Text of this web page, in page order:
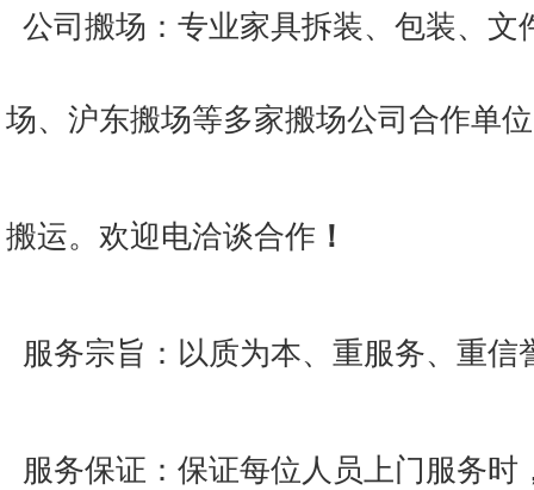
公司搬场：专业家具拆装、包装、
场、沪东搬场等多家搬场公司合作单
搬运。欢迎电洽谈合作 ！
服务宗旨：以质为本、重服务、重信
服务保证：保证每位人员上门服务